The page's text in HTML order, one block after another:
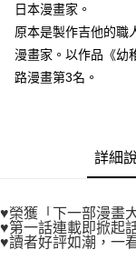
※ 請注意：結帳手續完
購買商品的店家。未經
後付繳納相關費用。
※ 交易是否成功請以「
是否繳費成功／繳費後
易，需依本服務之必
https://aftee.tw/terms/
３．未成年的使用者請
「AFTEE先享後付」，
任。
每筆NT$80，滿
付款後萊爾富取貨
每筆NT$80，滿
付款後7-11取貨
宅配
日本漫畫家。
原本是製作吉他的職
漫畫家。以作品《幼
路漫畫第3名。
詳細
♥榮獲「下一部漫畫
♥第一話連載即掀起
♥讀者好評如潮，一